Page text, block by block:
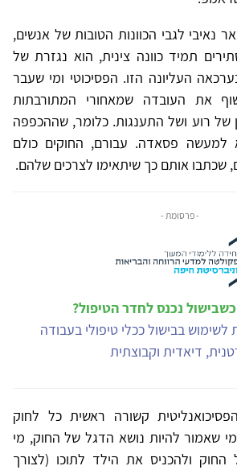
נאיבי לגבי הכוונות הטובות של אנשים,
תמיד כוונה צינית, הוא נגזרת של
העליונה הזו. הפסיכוטי ומי שעבר
את העובדה שמאחורי המתורבתות
של רוע ושל התענגות. כלומר, שההכפפה
למעשה פסאדה. עבורם, החוקים כולם
שכתבו אותם כך שיתאימו לצרכים שלהם.
- פרסומת -
נכנס לחדר הטיפול?
בבישול ככלי טיפולי בעבודה
דיאדית וקבוצתית
קשורה ראשית כל לחוק
כאשר מי שאמור להיות נושא הדגל של החוק, מי
ולהכניס את הילד לתוכו (לצורך